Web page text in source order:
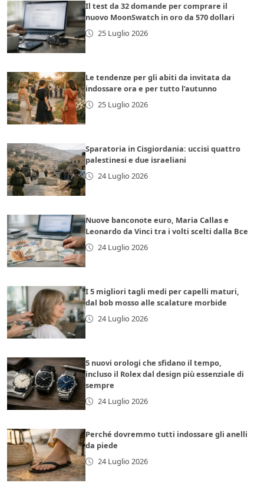
Il test da 32 domande per comprare il
nuovo MoonSwatch in oro da 570 dollari
25 Luglio 2026
Le tendenze per gli abiti da invitata da
indossare ora e per tutto l’autunno
25 Luglio 2026
Sparatoria in Cisgiordania: uccisi quattro
palestinesi e due israeliani
24 Luglio 2026
Nuove banconote euro, Maria Callas e
Leonardo da Vinci tra i volti scelti dalla Bce
24 Luglio 2026
I 5 migliori tagli medi per capelli maturi,
dal bob mosso alle scalature morbide
24 Luglio 2026
5 nuovi orologi che sfidano il tempo,
incluso il Rolex dal design più essenziale di
sempre
24 Luglio 2026
Perché dovremmo tutti indossare gli anelli
da piede
24 Luglio 2026